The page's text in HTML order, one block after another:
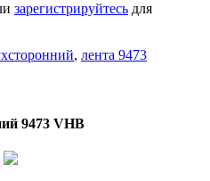
зарегистрируйтесь для
, лента 9473
9473 VHB